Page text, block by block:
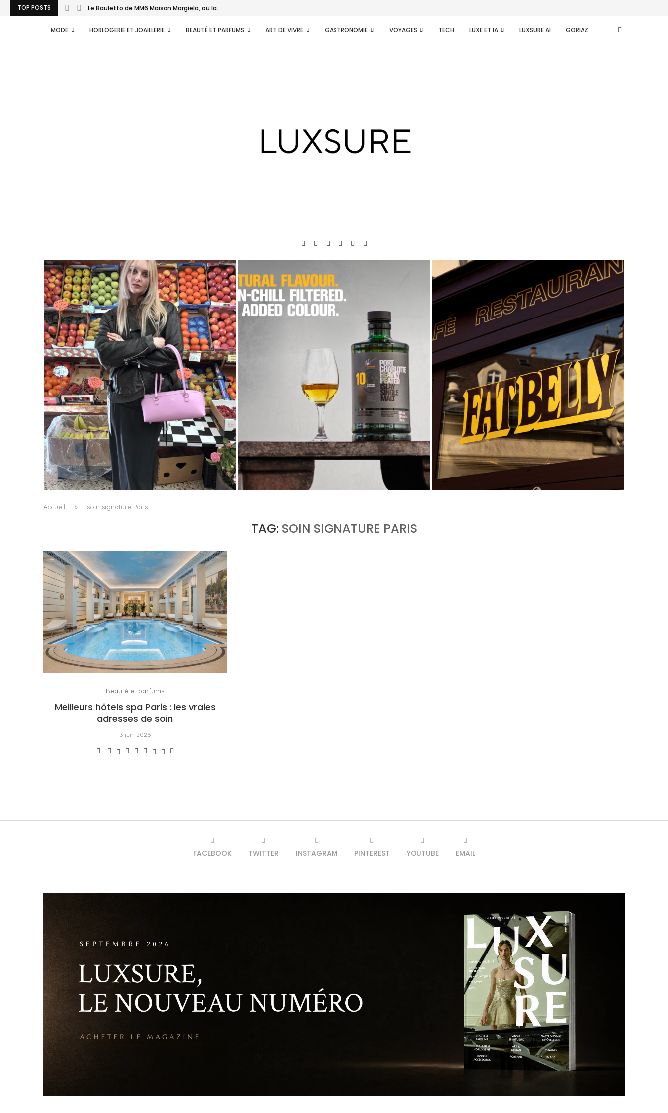
TOP POSTS Le Bauletto de MM6 Maison Margiela, ou la...
MODE HORLOGERIE ET JOAILLERIE BEAUTÉ ET PARFUMS ART DE VIVRE GASTRONOMIE VOYAGES TECH LUXE ET IA LUXSURE AI GORIAZ
LE BAULETTO DE MM6 MAISON MARGIELA, OU
LA GÉOMÉTRIE COMME SEUL ORNEMENT
by Pascal Iakovou
PORT CHARLOTTE 10 : CE QUE 40 PPM DIT
D’UNE RÉCOMPENSE SANS...
by
FAT BELLY, LA RÔTISSERIE ASIATIQUE COMME
CUISINE DU TEMPS LONG
Accueil » soin signature Paris
TAG: SOIN SIGNATURE PARIS
Beauté et parfums
Meilleurs hôtels spa Paris : les vraies
adresses de soin
3 juin 2026
FACEBOOK TWITTER INSTAGRAM PINTEREST YOUTUBE EMAIL